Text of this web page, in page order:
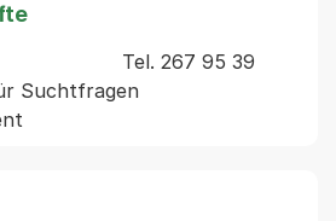
Tel. 267 95 39
Suchtfragen